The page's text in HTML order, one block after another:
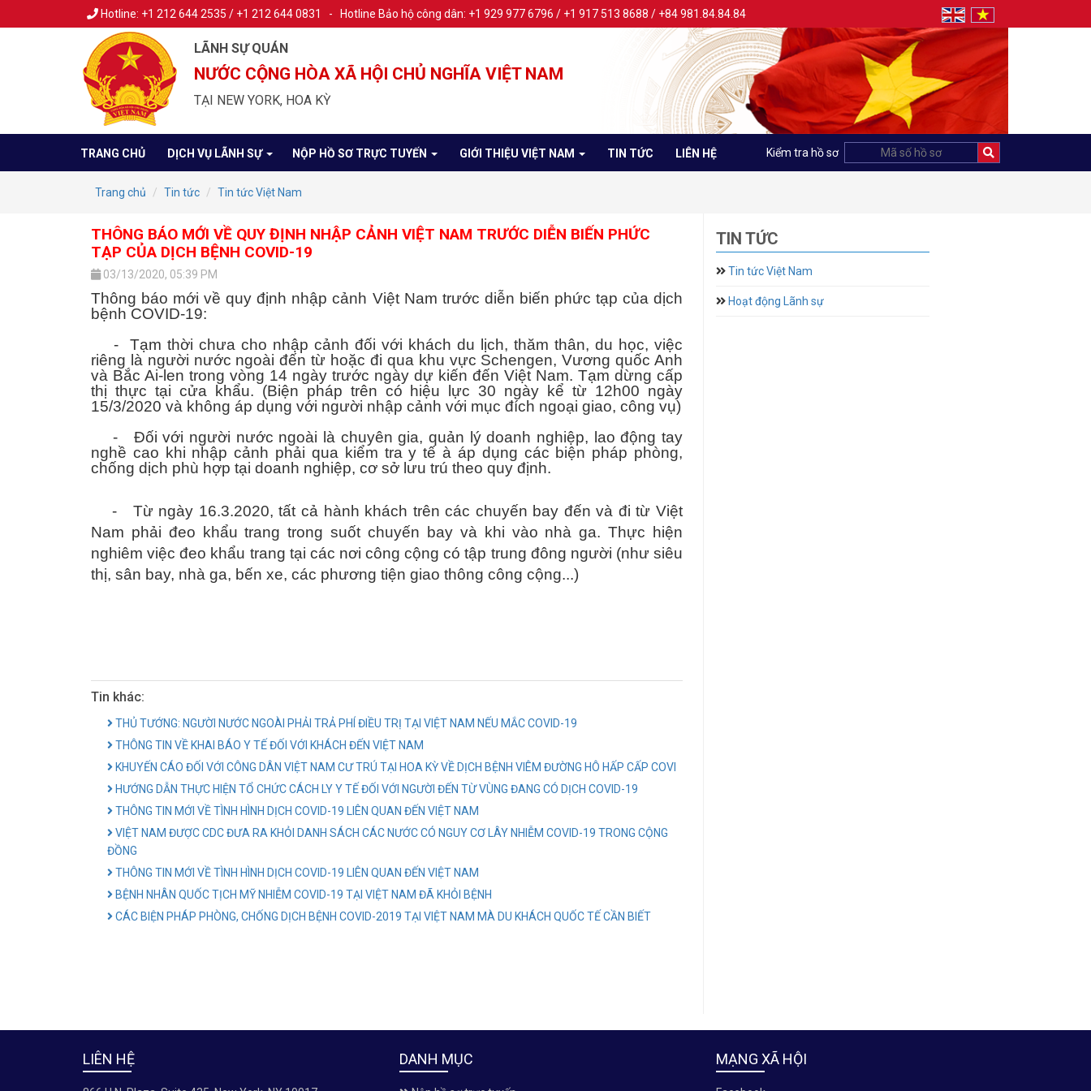
Hotline: +1 212 644 2535 / +1 212 644 0831 - Hotline Bảo hộ công dân: +1 929 977 6796 / +1 917 513 8688 / +84 981.84.84.84
LÃNH SỰ QUÁN
NƯỚC CỘNG HÒA XÃ HỘI CHỦ NGHĨA VIỆT NAM
TẠI NEW YORK, HOA KỲ
TRANG CHỦ DỊCH VỤ LÃNH SỰ NỘP HỒ SƠ TRỰC TUYẾN GIỚI THIỆU VIỆT NAM TIN TỨC LIÊN HỆ Kiểm tra hồ sơ
Trang chủ Tin tức Tin tức Việt Nam
THÔNG BÁO MỚI VỀ QUY ĐỊNH NHẬP CẢNH VIỆT NAM TRƯỚC DIỄN BIẾN PHỨC
TẠP CỦA DỊCH BỆNH COVID-19
03/13/2020, 05:39 PM
Thông báo mới về quy định nhập cảnh Việt Nam trước diễn biến phức tạp của dịch
bệnh COVID-19:
- Tạm thời chưa cho nhập cảnh đối với khách du lịch, thăm thân, du học, việc
riêng là người nước ngoài đến từ hoặc đi qua khu vực Schengen, Vương quốc Anh
và Bắc Ai-len trong vòng 14 ngày trước ngày dự kiến đến Việt Nam. Tạm dừng cấp
thị thực tại cửa khẩu. (Biện pháp trên có hiệu lực 30 ngày kể từ 12h00 ngày
15/3/2020 và không áp dụng với người nhập cảnh với mục đích ngoại giao, công vụ)
- Đối với người nước ngoài là chuyên gia, quản lý doanh nghiệp, lao động tay
nghề cao khi nhập cảnh phải qua kiểm tra y tế à áp dụng các biện pháp phòng,
chống dịch phù hợp tại doanh nghiệp, cơ sở lưu trú theo quy định.
- Từ ngày 16.3.2020, tất cả hành khách trên các chuyến bay đến và đi từ Việt
Nam phải đeo khẩu trang trong suốt chuyến bay và khi vào nhà ga. Thực hiện
nghiêm việc đeo khẩu trang tại các nơi công cộng có tập trung đông người (như siêu
thị, sân bay, nhà ga, bến xe, các phương tiện giao thông công cộng...)
Tin khác:
THỦ TƯỚNG: NGƯỜI NƯỚC NGOÀI PHẢI TRẢ PHÍ ĐIỀU TRỊ TẠI VIỆT NAM NẾU MẮC COVID-19
THÔNG TIN VỀ KHAI BÁO Y TẾ ĐỐI VỚI KHÁCH ĐẾN VIỆT NAM
KHUYẾN CÁO ĐỐI VỚI CÔNG DÂN VIỆT NAM CƯ TRÚ TẠI HOA KỲ VỀ DỊCH BỆNH VIÊM ĐƯỜNG HÔ HẤP CẤP COVI
HƯỚNG DẪN THỰC HIỆN TỔ CHỨC CÁCH LY Y TẾ ĐỐI VỚI NGƯỜI ĐẾN TỪ VÙNG ĐANG CÓ DỊCH COVID-19
THÔNG TIN MỚI VỀ TÌNH HÌNH DỊCH COVID-19 LIÊN QUAN ĐẾN VIỆT NAM
VIỆT NAM ĐƯỢC CDC ĐƯA RA KHỎI DANH SÁCH CÁC NƯỚC CÓ NGUY CƠ LÂY NHIỄM COVID-19 TRONG CỘNG
ĐỒNG
THÔNG TIN MỚI VỀ TÌNH HÌNH DỊCH COVID-19 LIÊN QUAN ĐẾN VIỆT NAM
BỆNH NHÂN QUỐC TỊCH MỸ NHIỄM COVID-19 TẠI VIỆT NAM ĐÃ KHỎI BỆNH
CÁC BIỆN PHÁP PHÒNG, CHỐNG DỊCH BỆNH COVID-2019 TẠI VIỆT NAM MÀ DU KHÁCH QUỐC TẾ CẦN BIẾT
TIN TỨC
Tin tức Việt Nam
Hoạt động Lãnh sự
LIÊN HỆ DANH MỤC MẠNG XÃ HỘI